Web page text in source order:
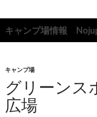
キャンプ場情報
索
ン
ツ
へ
ス
キ
キャンプ場
グリーンス
広場